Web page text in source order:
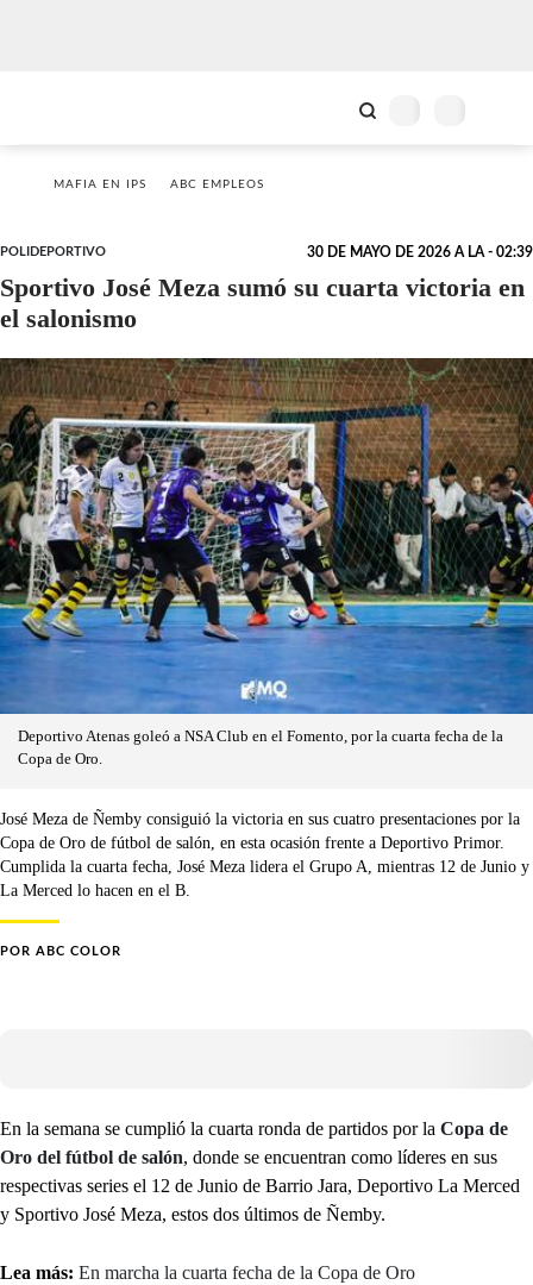
MAFIA EN IPS ABC EMPLEOS
POLIDEPORTIVO 30 DE MAYO DE 2026 A LA - 02:39
Sportivo José Meza sumó su cuarta victoria en
el salonismo
Deportivo Atenas goleó a NSA Club en el Fomento, por la cuarta fecha de la
Copa de Oro.
José Meza de Ñemby consiguió la victoria en sus cuatro presentaciones por la
Copa de Oro de fútbol de salón, en esta ocasión frente a Deportivo Primor.
Cumplida la cuarta fecha, José Meza lidera el Grupo A, mientras 12 de Junio y
La Merced lo hacen en el B.
POR ABC COLOR
En la semana se cumplió la cuarta ronda de partidos por la Copa de
Oro del fútbol de salón, donde se encuentran como líderes en sus
respectivas series el 12 de Junio de Barrio Jara, Deportivo La Merced
y Sportivo José Meza, estos dos últimos de Ñemby.
Lea más: En marcha la cuarta fecha de la Copa de Oro